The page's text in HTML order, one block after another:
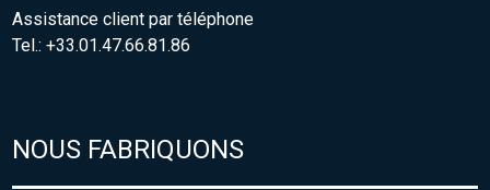
Assistance client par téléphone
Tel.: +33.01.47.66.81.86
NOUS FABRIQUONS